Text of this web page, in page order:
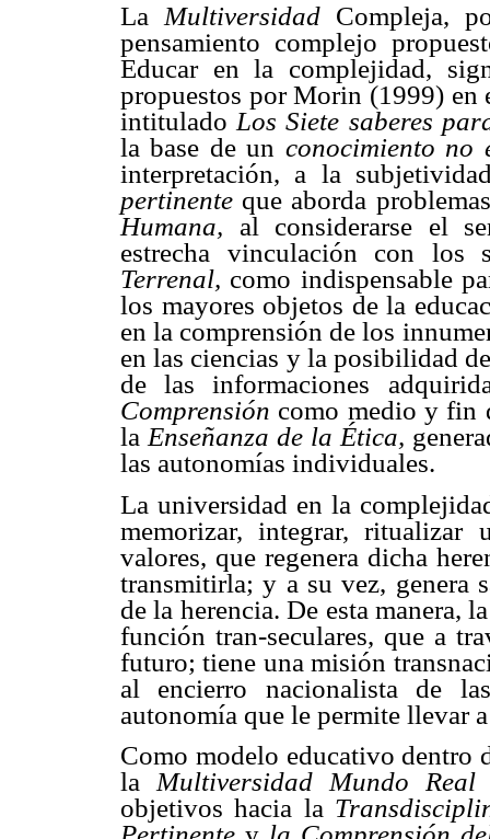
LaMultiversidad Compleja,
pensamiento complejo
Educar en la complejidad,
propuestos por Morin (1999) en
intituladoLos Siete saberes
la base de un conocimiento no
interpretación, a la
pertinente que aborda
Humana, al considerarse el
estrecha vinculación con los
Terrenal, como indispensable
los mayores objetos de la
en la comprensión de los
en las ciencias y la posibilidad
de las informaciones
Comprensión como medio y fin
laEnseñanza de la Ética,
las autonomías individuales.
La universidad en la
memorizar, integrar, ritualizar
valores, que regenera dicha
transmitirla; y a su vez, genera
de la herencia. De esta manera,
función tran-seculares, que a
futuro; tiene una misión
al encierro nacionalista de
autonomía que le permite llevar
Como modelo educativo dentro
la Multiversidad Mundo
objetivos hacia la